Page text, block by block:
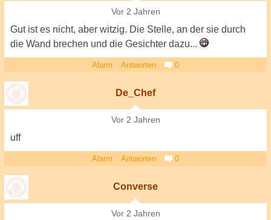
Vor 2 Jahren
Gut ist es nicht, aber witzig. Die Stelle, an der sie durch
die Wand brechen und die Gesichter dazu...
Alarm Antworten 0
De_Chef
Vor 2 Jahren
uff
Alarm Antworten 0
Converse
Vor 2 Jahren